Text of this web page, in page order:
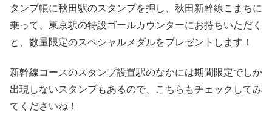
タンプ帳に秋田駅のスタンプを押し、秋田新幹線こまちに
乗って、東京駅の特設ゴールカウンターにお持ちいただく
と、数量限定のスペシャルメダルをプレゼントします！
新幹線コースのスタンプ設置駅のなかには期間限定でしか
出現しないスタンプもあるので、こちらもチェックしてみ
てくださいね！